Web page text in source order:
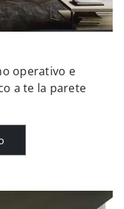
operativo e
a te la parete